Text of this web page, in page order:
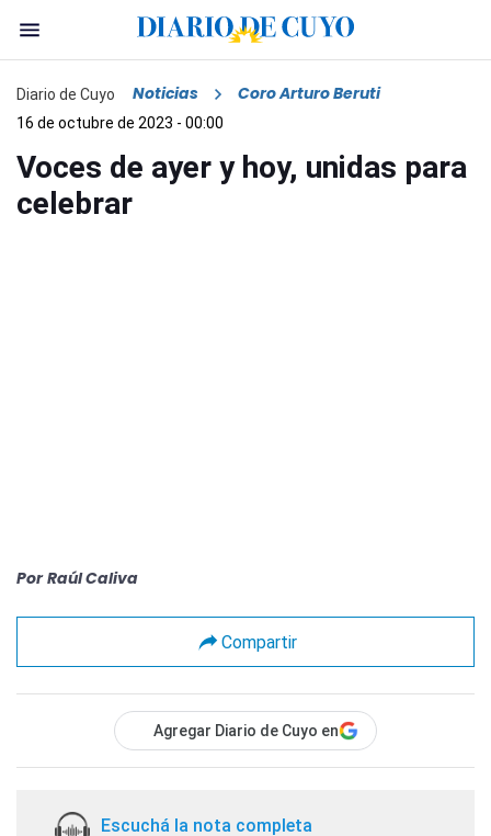
Diario de Cuyo Noticias Coro Arturo Beruti
16 de octubre de 2023 - 00:00
Voces de ayer y hoy, unidas para
celebrar
Por Raúl Caliva
Compartir
Agregar Diario de Cuyo en
Escuchá la nota completa